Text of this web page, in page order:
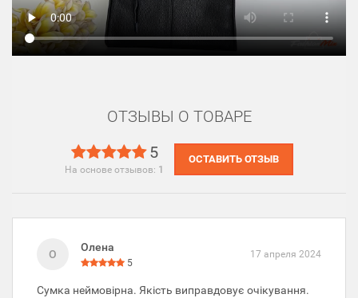
ОТЗЫВЫ О ТОВАРЕ
5
На основе отзывов: 1
ОСТАВИТЬ ОТЗЫВ
О
Олена
5
17 апреля 2024
Сумка неймовірна. Якість виправдовує очікування.